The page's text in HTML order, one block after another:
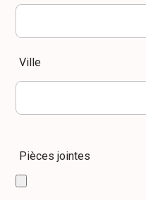
Ville
Pièces jointes